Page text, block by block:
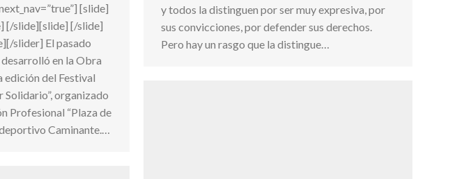
y todos la distinguen por ser muy expresiva, por
sus convicciones, por defender sus derechos.
Pero hay un rasgo que la distingue…
[slide]
[/slide][slide] [/slide]
slider] El pasado
en la Obra
del Festival
organizado
Profesional “Plaza de
Caminante.…